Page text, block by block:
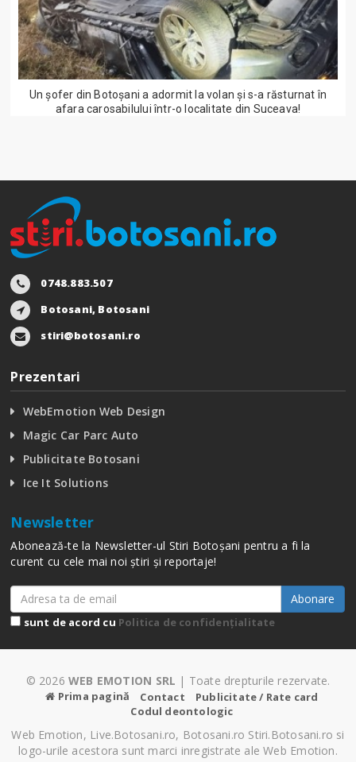
Un șofer din Botoșani a adormit la volan și s-a răsturnat în
afara carosabilului într-o localitate din Suceava!
0748.883.507
Botosani, Botosani
stiri@botosani.ro
Prezentari
WebEmotion Web Design
Magic Car Parc Auto
Publicitate Botosani
Ice It Solutions
Newsletter
Abonează-te la Newsletter-ul Stiri Botoșani pentru a fi la
curent cu cele mai noi știri și reportaje!
Abonare
sunt de acord cu Politica de confidențialitate
© 2026 WEB EMOTION SRL | Toate drepturile rezervate.
Prima pagină Contact
Publicitate / Rate card
Codul deontologic
Web Emotion, Live.Botosani.ro, Botosani.ro Stiri.Botosani.ro si
logo-urile acestora sunt marci inregistrate ale Web Emotion.